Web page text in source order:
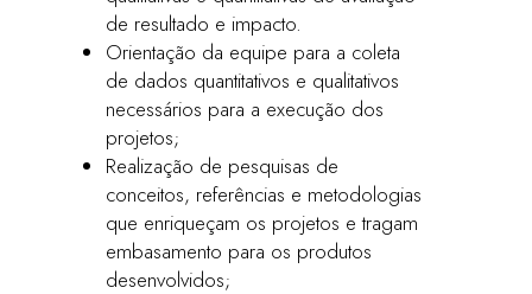
de resultado e impacto.
Orientação da equipe para a coleta
de dados quantitativos e qualitativos
necessários para a execução dos
projetos;
Realização de pesquisas de
conceitos, referências e metodologias
que enriqueçam os projetos e tragam
embasamento para os produtos
desenvolvidos;